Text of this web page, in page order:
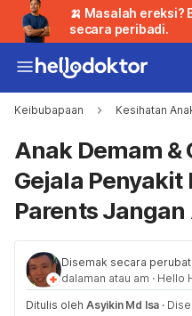
🍌 Masalah ereksi?
secara peribadi.
Keibubapaan Kesihatan
Anak Demam
Gejala
Parents
Disemak secara
dalaman atau am · Hello
Ditulis oleh Asyikin Md Isa ·